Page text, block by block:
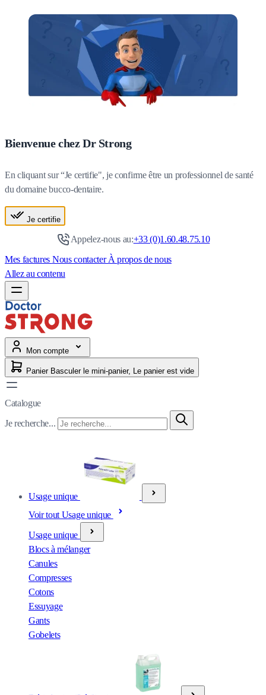
Bienvenue chez Dr Strong
En cliquant sur “Je certifie", je confirme être un professionnel de santé
du domaine bucco-dentaire.
Je certifie
Appelez-nous au:+33 (0)1.60.48.75.10
Mes factures Nous contacterÀ propos de nous
Allez au contenu
Mon compte
Panier Basculer le mini-panier, Le panier est vide
Catalogue
Je recherche...
Usage unique
Voir tout Usage unique
Usage unique
Blocs à mélanger
Canules
Compresses
Cotons
Essuyage
Gants
Gobelets